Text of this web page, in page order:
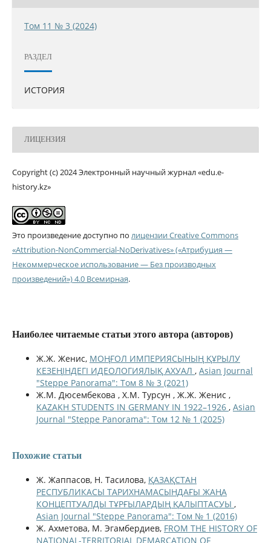
Том 11 № 3 (2024)
РАЗДЕЛ
ИСТОРИЯ
ЛИЦЕНЗИЯ
Copyright (c) 2024 Электронный научный журнал «edu.e-
history.kz»
Это произведение доступно по лицензии Creative Commons
«Attribution-NonCommercial-NoDerivatives» («Атрибуция —
Некоммерческое использование — Без производных
произведений») 4.0 Всемирная.
Наиболее читаемые статьи этого автора (авторов)
Ж.Ж. Женис, МОҢҒОЛ ИМПЕРИЯСЫНЫҢ ҚҰРЫЛУ
КЕЗЕҢІНДЕГІ ИДЕОЛОГИЯЛЫҚ АХУАЛ , Asian Journal
"Steppe Panorama": Том 8 № 3 (2021)
Ж.М. Дюсембекова , Х.М. Турсун , Ж.Ж. Женис ,
KAZAKH STUDENTS IN GERMANY IN 1922–1926 , Asian
Journal "Steppe Panorama": Том 12 № 1 (2025)
Похожие статьи
Ж. Жаппасов, Н. Тасилова, ҚАЗАҚСТАН
РЕСПУБЛИКАСЫ ТАРИХНАМАСЫНДАҒЫ ЖАҢА
КОНЦЕПТУАЛДЫ ТҰРҒЫЛАРДЫҢ ҚАЛЫПТАСУЫ ,
Asian Journal "Steppe Panorama": Том № 1 (2016)
Ж. Ахметова, М. Эгамбердиев, FROM THE HISTORY OF
NATIONAL-TERRITORIAL DEMARCATION OF